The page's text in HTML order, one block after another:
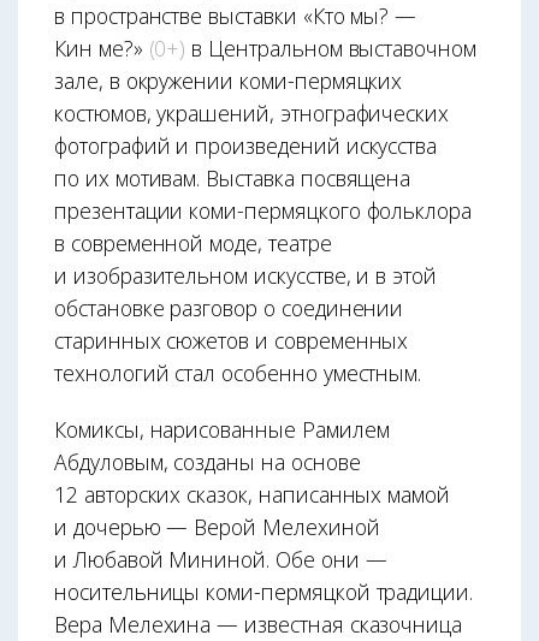
в пространстве выставки «Кто мы? —
Кин ме?» (0+) в Центральном выставочном
зале, в окружении коми-пермяцких
костюмов, украшений, этнографических
фотографий и произведений искусства
по их мотивам. Выставка посвящена
презентации коми-пермяцкого фольклора
в современной моде, театре
и изобразительном искусстве, и в этой
обстановке разговор о соединении
старинных сюжетов и современных
технологий стал особенно уместным.
Комиксы, нарисованные Рамилем
Абдуловым, созданы на основе
12 авторских сказок, написанных мамой
и дочерью — Верой Мелехиной
и Любавой Мининой. Обе они —
носительницы коми-пермяцкой традиции.
Вера Мелехина — известная сказочница